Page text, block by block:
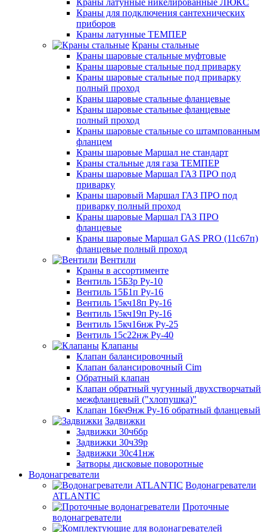
Краны для подключения сантехнических
приборов
Краны латунные ТЕМПЕР
Краны стальные
Краны шаровые стальные муфтовые
Краны шаровые стальные под приварку
Краны шаровые стальные под приварку
полный проход
Краны шаровые стальные фланцевые
Краны шаровые стальные фланцевые
полный проход
Краны шаровые стальные со штампованным
фланцем
Краны шаровые Маршал не стандарт
Краны стальные для газа ТЕМПЕР
Краны шаровые Маршал ГАЗ ПРО под
приварку
Краны шаровый Маршал ГАЗ ПРО под
приварку полный проход
Краны шаровые Маршал ГАЗ ПРО
фланцевые
Краны шаровые Маршал GAS PRO (11с67п)
фланцевые полный проход
Вентили
Краны в ассортименте
Вентиль 15Б3р Ру-10
Вентиль 15Б1п Ру-16
Вентиль 15кч18п Ру-16
Вентиль 15кч19п Ру-16
Вентиль 15кч16нж Ру-25
Вентиль 15с22нж Ру-40
Клапаны
Клапан балансировочный
Клапан балансировочный Cim
Обратный клапан
Клапан обратный чугунный двухстворчатый
межфланцевый ("хлопушка)"
Клапан 16кч9нж Ру-16 обратный фланцевый
Задвижки
Задвижки 30ч6бр
Задвижки 30ч39р
Задвижки 30с41нж
Затворы дисковые поворотные
Водонагреватели
Водонагреватели
ATLANTIC
Проточные
водонагреватели